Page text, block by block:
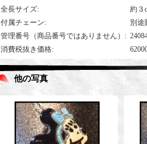
全長サイズ:
約３
付属チェーン:
別途
管理番号（商品番号ではありません） :
消費税抜き価格:
他の写真